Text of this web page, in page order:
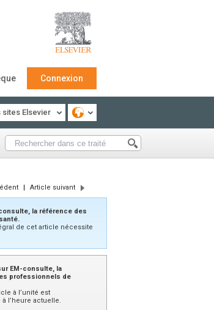
Connexion
sites Elsevier
| Article suivant
la référence des
de cet article nécessite
EM-consulte, la
professionnels de
à l’unité est
l’heure actuelle.